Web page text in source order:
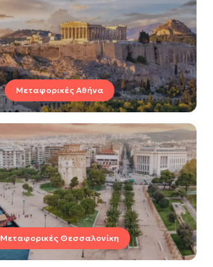
Μεταφορικές Αθήνα
Μεταφορικές Θεσσαλονίκη